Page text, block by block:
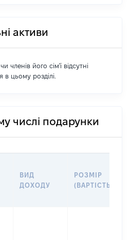
активи
членів його сім'ї відсутні
в цьому розділі.
числі подарунки
ВИД
ДОХОДУ
РОЗМІР
(ВАРТІСТЬ)